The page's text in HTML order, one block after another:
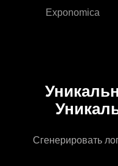
Exponomica
Сгенерировать